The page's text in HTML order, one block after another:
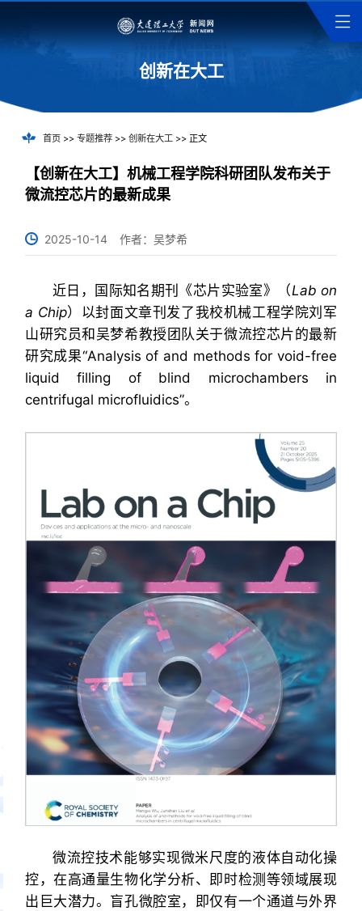
创新在大工
首页>> 专题推荐>> 创新在大工>> 正文
【创新在大工】机械工程学院科研团队发布关于
微流控芯片的最新成果
2025-10-14 作者：吴梦希
近日，国际知名期刊《芯片实验室》（Lab on
a Chip）以封面文章刊发了我校机械工程学院刘军
山研究员和吴梦希教授团队关于微流控芯片的最新
研究成果“Analysis of and methods for void-free
liquid filling of blind microchambers in
centrifugal microfluidics”。
微流控技术能够实现微米尺度的液体自动化操
控，在高通量生物化学分析、即时检测等领域展现
出巨大潜力。盲孔微腔室，即仅有一个通道与外界